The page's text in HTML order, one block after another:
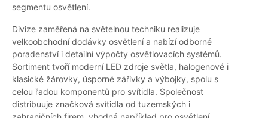
segmentu osvětlení.
Divize zaměřená na světelnou techniku realizuje
velkoobchodní dodávky osvětlení a nabízí odborné
poradenství i detailní výpočty osvětlovacích systémů.
Sortiment tvoří moderní LED zdroje světla, halogenové i
klasické žárovky, úsporné zářivky a výbojky, spolu s
celou řadou komponentů pro svítidla. Společnost
distribuuje značková svítidla od tuzemských i